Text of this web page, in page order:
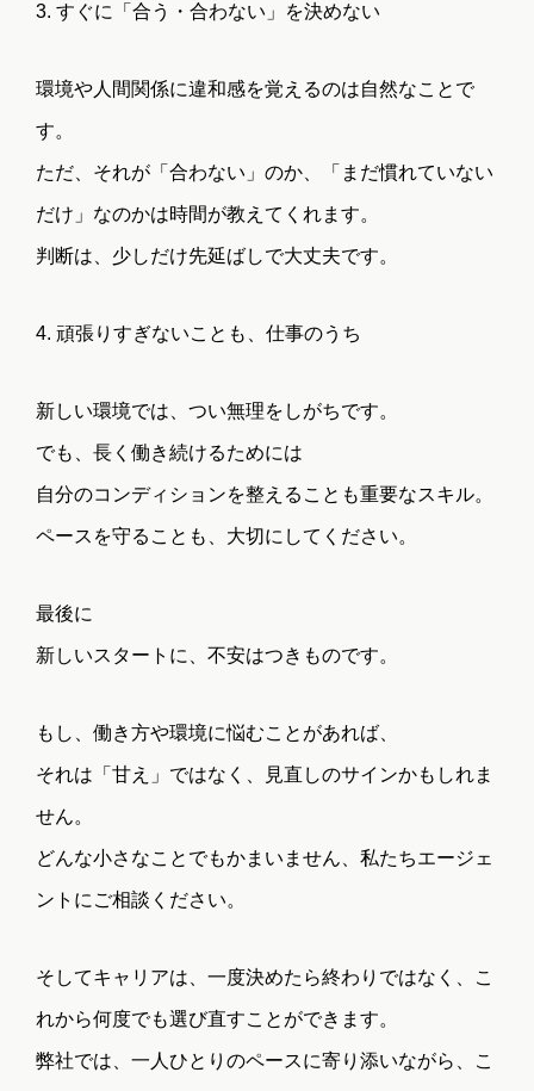
MEMBER
キャリアアドバ
イザー
PURPOSE
私たちの想い
FEATURES
の特徴
FLOW
FAQ
よくある質問 会社情報
CONTACT
お問い合わせ
3. すぐに「合う・合わない」を決めない
環境や人間関係に違和感を覚えるのは自然なことで
す。
ただ、それが「合わない」のか、「まだ慣れていない
だけ」なのかは時間が教えてくれます。
判断は、少しだけ先延ばしで大丈夫です。
4. 頑張りすぎないことも、仕事のうち
新しい環境では、つい無理をしがちです。
でも、長く働き続けるためには
自分のコンディションを整えることも重要なスキル。
ペースを守ることも、大切にしてください。
最後に
新しいスタートに、不安はつきものです。
もし、働き方や環境に悩むことがあれば、
それは「甘え」ではなく、見直しのサインかもしれま
せん。
どんな小さなことでもかまいません、私たちエージェ
ントにご相談ください。
そしてキャリアは、一度決めたら終わりではなく、こ
れから何度でも選び直すことができます。
弊社では、一人ひとりのペースに寄り添いながら、こ